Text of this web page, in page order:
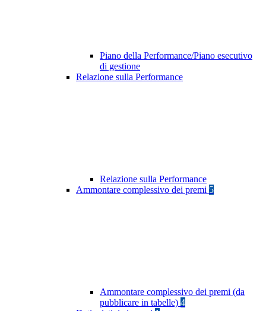
Piano della Performance/Piano esecutivo
di gestione
Relazione sulla Performance
Relazione sulla Performance
Ammontare complessivo dei premi 5
Ammontare complessivo dei premi (da
pubblicare in tabelle) 4